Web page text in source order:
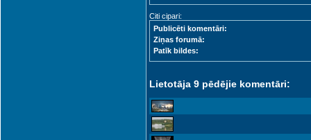
Citi cipari:
Publicēti komentāri:
Ziņas forumā:
Patīk bildes:
Lietotāja 9 pēdējie komentāri: